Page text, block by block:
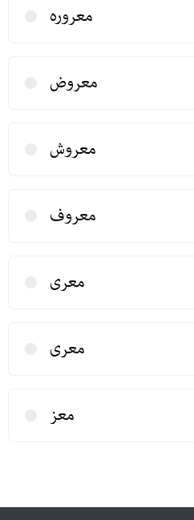
معروره
معروض
معروش
معروف
معری
معری
معز